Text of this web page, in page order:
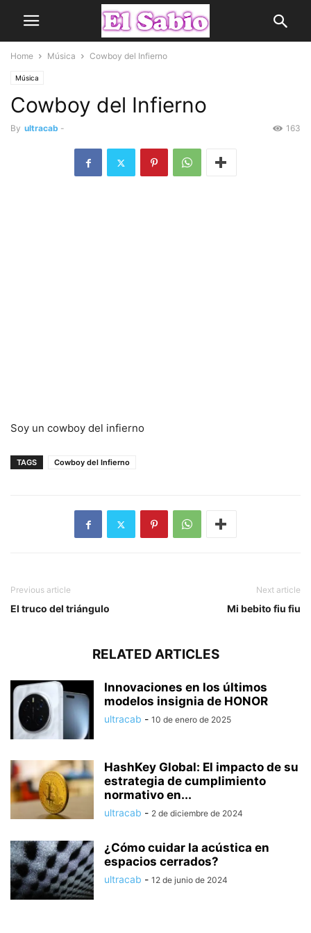
Home Música Cowboy del Infierno
Música
Cowboy del Infierno
By ultracab - 163
Soy un cowboy del infierno
TAGS Cowboy del Infierno
Previous article
El truco del triángulo
Next article
Mi bebito fiu fiu
RELATED ARTICLES
Innovaciones en los últimos
modelos insignia de HONOR
ultracab - 10 de enero de 2025
HashKey Global: El impacto de su
estrategia de cumplimiento
normativo en...
ultracab - 2 de diciembre de 2024
¿Cómo cuidar la acústica en
espacios cerrados?
ultracab - 12 de junio de 2024